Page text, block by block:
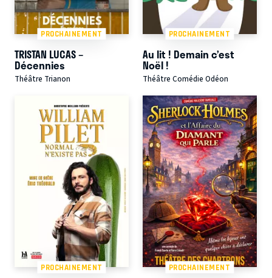
PROCHAINEMENT
TRISTAN LUCAS –
Décennies
Théâtre Trianon
PROCHAINEMENT
Au lit ! Demain c’est
Noël !
Théâtre Comédie Odéon
PROCHAINEMENT PROCHAINEMENT